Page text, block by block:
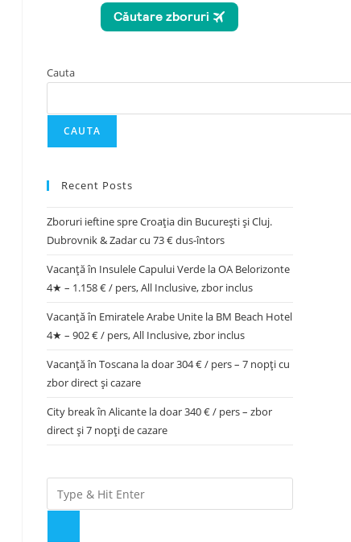
Cauta
CAUTA
Recent Posts
Zboruri ieftine spre Croația din București și Cluj.
Dubrovnik & Zadar cu 73 € dus-întors
Vacanță în Insulele Capului Verde la OA Belorizonte
4★ – 1.158 € / pers, All Inclusive, zbor inclus
Vacanță în Emiratele Arabe Unite la BM Beach Hotel
4★ – 902 € / pers, All Inclusive, zbor inclus
Vacanță în Toscana la doar 304 € / pers – 7 nopți cu
zbor direct și cazare
City break în Alicante la doar 340 € / pers – zbor
direct și 7 nopți de cazare